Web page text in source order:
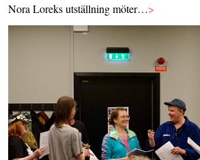
Nora Loreks utställning möter…>